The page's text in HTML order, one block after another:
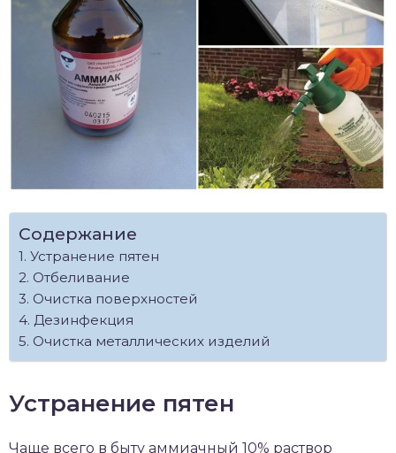
Содержание
Устранение пятен
Отбеливание
Очистка поверхностей
Дезинфекция
Очистка металлических изделий
Устранение пятен
Чаще всего в быту аммиачный 10% раствор